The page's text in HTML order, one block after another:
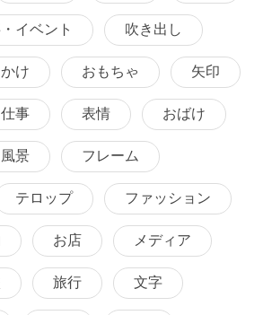
イベント 吹き出し
け おもちゃ 矢印
仕事 表情 おばけ
風景 フレーム
テロップ ファッション
お店 メディア
旅行 文字